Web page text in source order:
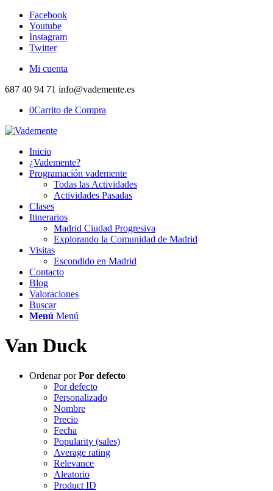
Facebook
Youtube
Instagram
Twitter
Mi cuenta
687 40 94 71 info@vademente.es
0Carrito de Compra
Inicio
¿Vademente?
Programación vademente
Todas las Actividades
Actividades Pasadas
Clases
Itinerarios
Madrid Ciudad Progresiva
Explorando la Comunidad de Madrid
Visitas
Escondido en Madrid
Contacto
Blog
Valoraciones
Buscar
Menú Menú
Van Duck
Ordenar porPor defecto
Por defecto
Personalizado
Nombre
Precio
Fecha
Popularity (sales)
Average rating
Relevance
Aleatorio
Product ID